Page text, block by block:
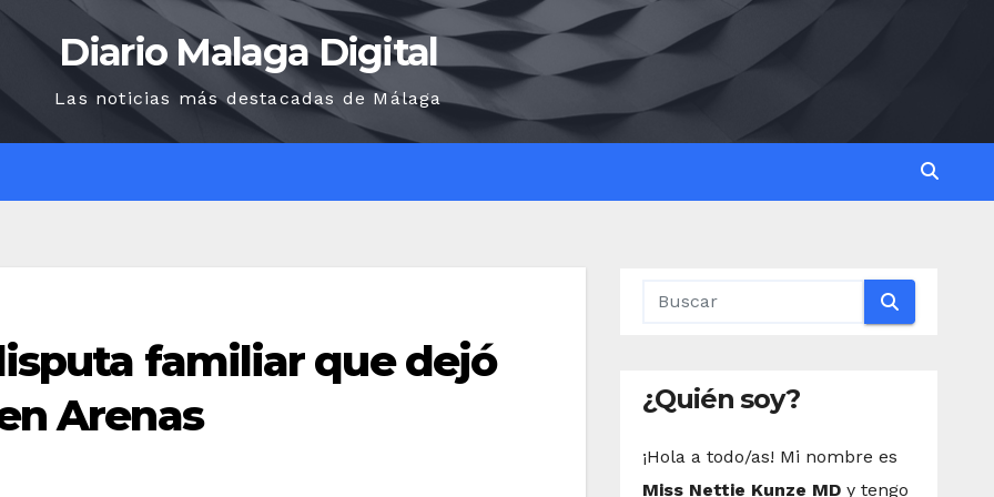
Diario Malaga Digital
Las noticias más destacadas de Málaga
familiar que dejó
Arenas
¿Quién soy?
¡Hola a todo/as! Mi nombre es
Miss Nettie Kunze MDy tengo